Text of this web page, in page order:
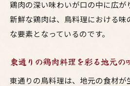
鶏肉の深い味わいが口の中に広が
新鮮な鶏肉は、鳥料理における味
な要素となっているのです。
東通りの鶏肉料理を彩る地元の
東通りの鳥料理は、地元の食材が